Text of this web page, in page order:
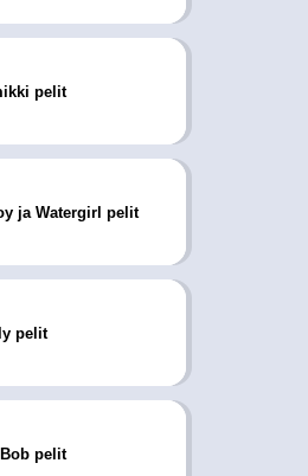
pelit
ja Watergirl pelit
pelit
pelit